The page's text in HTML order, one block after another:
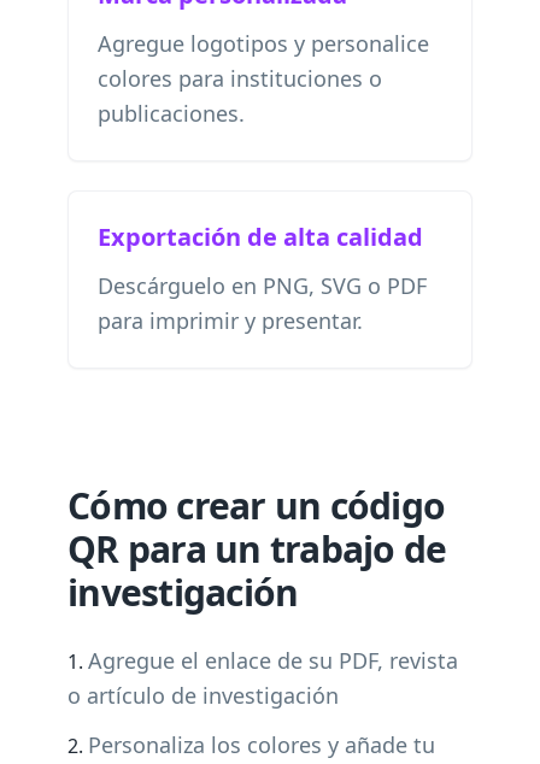
Agregue logotipos y personalice
colores para instituciones o
publicaciones.
Exportación de alta calidad
Descárguelo en PNG, SVG o PDF
para imprimir y presentar.
Cómo crear un código
QR para un trabajo de
investigación
Agregue el enlace de su PDF, revista
o artículo de investigación
Personaliza los colores y añade tu